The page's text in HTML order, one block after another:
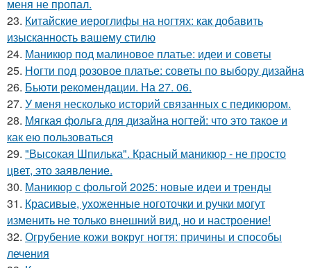
меня не пропал.
23. Китайские иероглифы на ногтях: как добавить
изысканность вашему стилю
24. Маникюр под малиновое платье: идеи и советы
25. Ногти под розовое платье: советы по выбору дизайна
26. Бьюти рекомендации. На 27. 06.
27. У меня несколько историй связанных с педикюром.
28. Мягкая фольга для дизайна ногтей: что это такое и
как ею пользоваться
29. "Высокая Шпилька". Красный маникюр - не просто
цвет, это заявление.
30. Маникюр с фольгой 2025: новые идеи и тренды
31. Красивые, ухоженные ноготочки и ручки могут
изменить не только внешний вид, но и настроение!
32. Огрубение кожи вокруг ногтя: причины и способы
лечения